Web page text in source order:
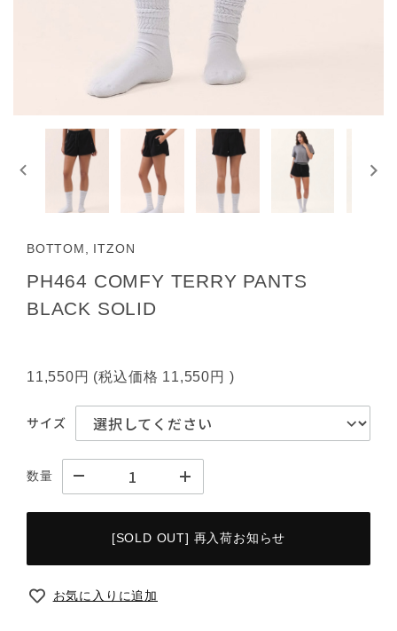
BOTTOM, ITZON
PH464 COMFY TERRY PANTS
BLACK SOLID
11,550円 (税込価格 11,550円 )
サイズ
数量
[SOLD OUT] 再入荷お知らせ
お気に入りに追加